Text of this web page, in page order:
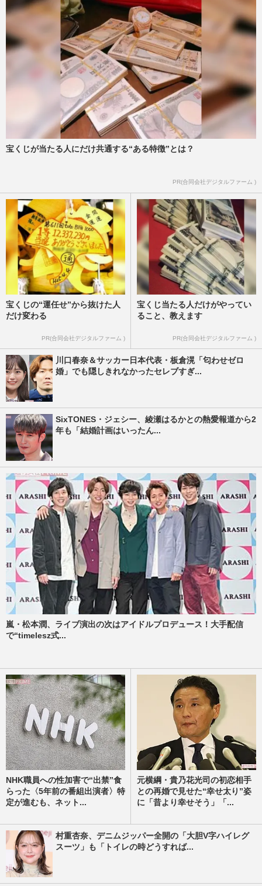
宝くじが当たる人にだけ共通する“ある特徴”とは？
PR(合同会社デジタルファーム )
宝くじの“運任せ”から抜けた人
だけ変わる
PR(合同会社デジタルファーム )
宝くじ当たる人だけがやってい
ること、教えます
PR(合同会社デジタルファーム )
川口春奈＆サッカー日本代表・板倉滉「匂わせゼロ
婚」でも隠しきれなかったセレブすぎ...
SixTONES・ジェシー、綾瀬はるかとの熱愛報道から2
年も「結婚計画はいったん...
嵐・松本潤、ライブ演出の次はアイドルプロデュース！大手配信
で“timelesz式...
NHK職員への性加害で“出禁”食
らった〈5年前の番組出演者〉特
定が進むも、ネット...
元横綱・貴乃花光司の初恋相手
との再婚で見せた“幸せ太り”姿
に「昔より幸せそう」「...
村重杏奈、デニムジッパー全開の「大胆V字ハイレグ
スーツ」も「トイレの時どうすれば...